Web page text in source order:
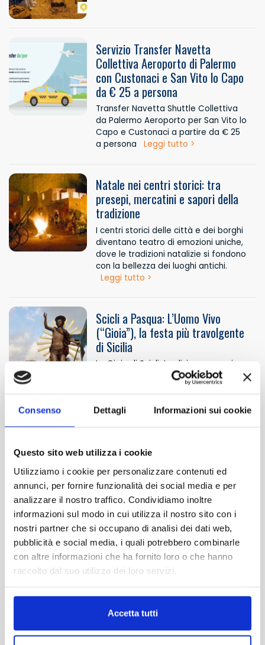
Consenso Dettagli Informazioni sui cookie
Questo sito web utilizza i cookie
Utilizziamo i cookie per personalizzare contenuti ed
annunci, per fornire funzionalità dei social media e per
analizzare il nostro traffico. Condividiamo inoltre
informazioni sul modo in cui utilizza il nostro sito con i
nostri partner che si occupano di analisi dei dati web,
pubblicità e social media, i quali potrebbero combinarle
con altre informazioni che ha fornito loro o che hanno
raccolto dal suo utilizzo dei loro servizi.
Accetta tutti
Servizio Transfer Navetta
Collettiva Aeroporto di Palermo
con Custonaci e San Vito lo Capo
da € 25 a persona
Transfer Navetta Shuttle Collettiva
da Palermo Aeroporto per San Vito lo
Capo e Custonaci a partire da € 25
a persona
Leggi tutto >
Natale nei centri storici: tra
presepi, mercatini e sapori della
tradizione
I centri storici delle città e dei borghi
diventano teatro di emozioni uniche,
dove le tradizioni natalizie si fondono
con la bellezza dei luoghi antichi.
Leggi tutto >
Scicli a Pasqua: L’Uomo Vivo
(“Gioia”), la festa più travolgente
di Sicilia
La Gioia di Scicli: tradizione, energia e
consigli utili per la Domenica di
carri allegorici, fiori e tradizione nel
cuore della Sicilia.
Leggi tutto >
Cous cous Fest San Vito Lo Capo
Cous Cous Fest: sapori, culture e
tradizioni si incontrano a San Vito Lo
Capo tra mare, musica e convivialità.
Leggi tutto >
Etna: il gigante di fuoco della
Sicilia
TRANSFER
senza attesa
TRANSFER
con attesa o collettivo